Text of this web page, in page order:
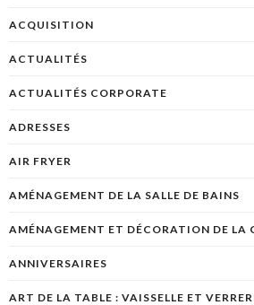
ACQUISITION
ACTUALITÉS
ACTUALITÉS CORPORATE
ADRESSES
AIR FRYER
AMÉNAGEMENT DE LA SALLE DE BAINS
AMÉNAGEMENT ET DÉCORATION DE LA
ANNIVERSAIRES
ART DE LA TABLE : VAISSELLE ET